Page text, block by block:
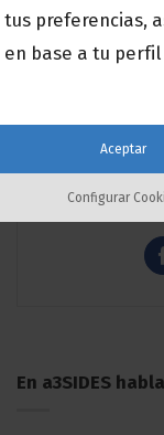
17
En a3SIDES
tus preferencias,
en base a tu
Aceptar
Configurar